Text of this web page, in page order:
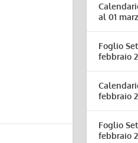
al 01
Foglio
febbraio
febbraio
Foglio
febbraio